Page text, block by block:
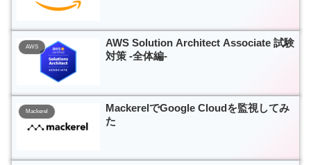
AWS
AWS Solution Architect Associate 試験
対策 -全体編-
Mackerel
MackerelでGoogle Cloudを監視してみ
た